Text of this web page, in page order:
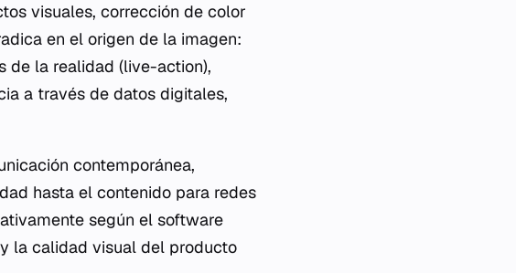
visuales, corrección de color
en el origen de la imagen:
de la realidad (live-action),
a través de datos digitales,
contemporánea,
hasta el contenido para redes
según el software
la calidad visual del producto